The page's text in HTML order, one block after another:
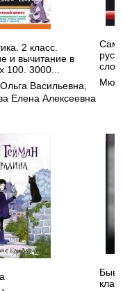
2 класс.
и вычитание в
100. 3000...
Васильевна
Елена Алексеевна